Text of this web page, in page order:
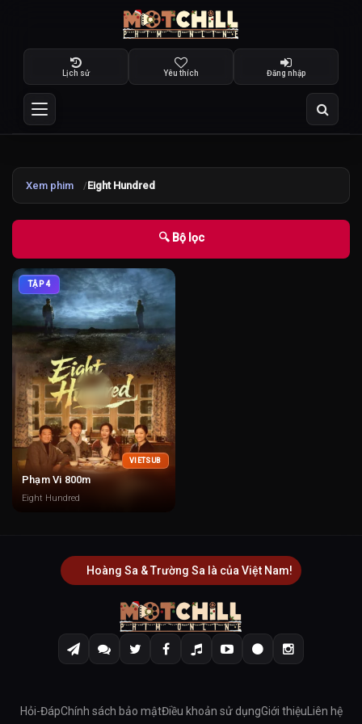
Lịch sử Yêu thích Đăng nhập
Xem phim Eight Hundred
🔍 Bộ lọc
TẬP 4
VIETSUB
Phạm Vi 800m
Eight Hundred
Hoàng Sa & Trường Sa là của Việt Nam!
Hỏi-ĐápChính sách bảo mậtĐiều khoản sử dụngGiới thiệuLiên hệ